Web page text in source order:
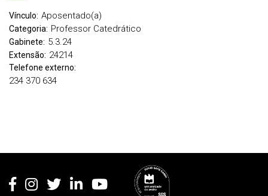
Vínculo: Aposentado(a)
Categoria: Professor Catedrático
Gabinete: 5.3.24
Extensão: 24214
Telefone externo:
234 370 634